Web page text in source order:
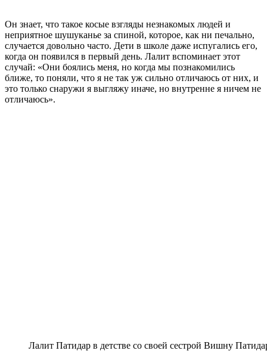
Он знает, что такое косые взгляды незнакомых людей и
неприятное шушуканье за спиной, которое, как ни печально,
случается довольно часто. Дети в школе даже испугались его,
когда он появился в первый день. Лалит вспоминает этот
случай: «Они боялись меня, но когда мы познакомились
ближе, то поняли, что я не так уж сильно отличаюсь от них, и
это только снаружи я выгляжу иначе, но внутренне я ничем не
отличаюсь».
Лалит Патидар в детстве со своей сестрой Вишну